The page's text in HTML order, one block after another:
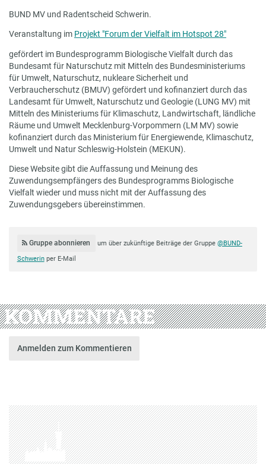
BUND MV und Radentscheid Schwerin.
Veranstaltung im Projekt "Forum der Vielfalt im Hotspot 28"
gefördert im Bundesprogramm Biologische Vielfalt durch das
Bundesamt für Naturschutz mit Mitteln des Bundesministeriums
für Umwelt, Naturschutz, nukleare Sicherheit und
Verbraucherschutz (BMUV) gefördert und kofinanziert durch das
Landesamt für Umwelt, Naturschutz und Geologie (LUNG MV) mit
Mitteln des Ministeriums für Klimaschutz, Landwirtschaft, ländliche
Räume und Umwelt Mecklenburg-Vorpommern (LM MV) sowie
kofinanziert durch das Ministerium für Energiewende, Klimaschutz,
Umwelt und Natur Schleswig-Holstein (MEKUN).
Diese Website gibt die Auffassung und Meinung des
Zuwendungsempfängers des Bundesprogramms Biologische
Vielfalt wieder und muss nicht mit der Auffassung des
Zuwendungsgebers übereinstimmen.
Gruppe abonnieren um über zukünftige Beiträge der Gruppe @BUND-
Schwerinper E-Mail
KOMMENTARE
Anmelden zum Kommentieren